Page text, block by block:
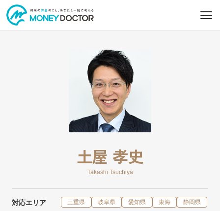
土屋 孝史
Takashi Tsuchiya
対応エリア 三重県 岐阜県 愛知県 東海 静岡県